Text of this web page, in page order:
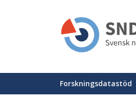
Huvudmeny
Forskningsdatastöd